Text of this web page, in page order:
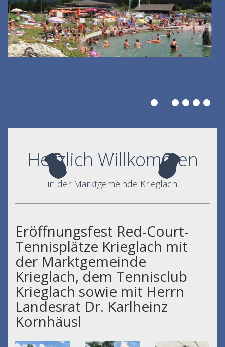
Herzlich Willkommen
in der Marktgemeinde Krieglach
Eröffnungsfest Red-Court-
Tennisplätze Krieglach mit
der Marktgemeinde
Krieglach, dem Tennisclub
Krieglach sowie mit Herrn
Landesrat Dr. Karlheinz
Kornhäusl